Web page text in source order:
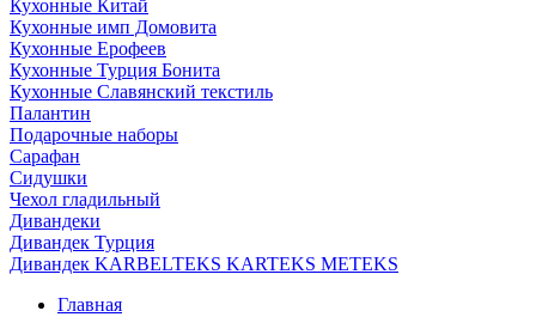
Кухонные Китай
Кухонные имп Домовита
Кухонные Ерофеев
Кухонные Турция Бонита
Кухонные Славянский текстиль
Палантин
Подарочные наборы
Сарафан
Сидушки
Чехол гладильный
Дивандеки
Дивандек Турция
Дивандек KARBELTEKS KARTEKS METEKS
Главная